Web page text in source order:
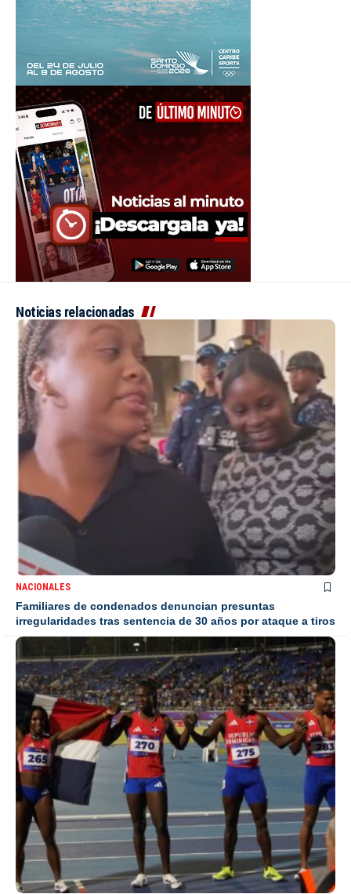
Noticias relacionadas
NACIONALES
Familiares de condenados denuncian presuntas
irregularidades tras sentencia de 30 años por ataque a tiros